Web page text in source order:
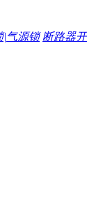
|气源锁 断路器